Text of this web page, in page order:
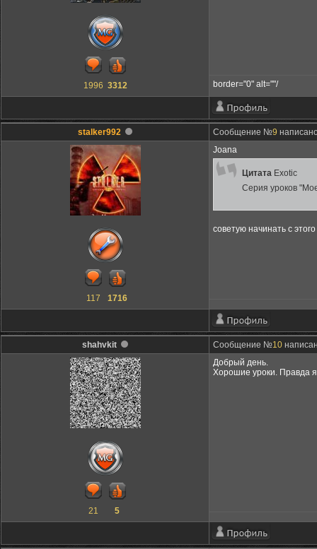
1996 3312 border="0" alt=""/
stalker992 Сообщение №9
117 1716
Joana
Цитата Exotic
Серия уроков
советую начинать с этого
shahvkit Сообщение №10
21 5
Добрый день.
Хорошие уроки. Правда